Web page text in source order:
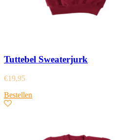
Tuttebel Sweaterjurk
€19,95
Bestellen